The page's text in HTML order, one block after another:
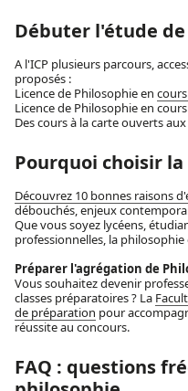
Débuter l'étude
A l'ICP plusieurs parcours,
proposés :
Licence de Philosophie en
Licence de Philosophie en
Des cours à la carte ouverts
Pourquoi choisir la
Découvrez 10 bonnes raisons
débouchés, enjeux
Que vous soyez lycéens,
professionnelles, la
Préparer l'agrégation de
Vous souhaitez devenir
classes préparatoires ? La
de préparation pour
réussite au concours.
FAQ : questions